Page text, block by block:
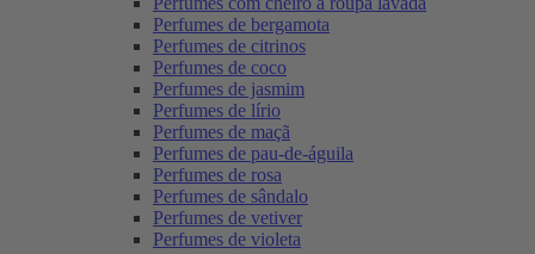
Perfumes de bergamota
Perfumes de citrinos
Perfumes de coco
Perfumes de jasmim
Perfumes de lírio
Perfumes de maçã
Perfumes de pau-de-águila
Perfumes de rosa
Perfumes de sândalo
Perfumes de vetiver
Perfumes de violeta